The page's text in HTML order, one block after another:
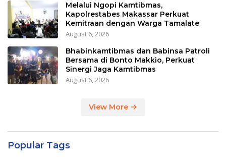
Melalui Ngopi Kamtibmas,
Kapolrestabes Makassar Perkuat
Kemitraan dengan Warga Tamalate
August 6, 2026
Bhabinkamtibmas dan Babinsa Patroli
Bersama di Bonto Makkio, Perkuat
Sinergi Jaga Kamtibmas
August 6, 2026
View More
Popular Tags